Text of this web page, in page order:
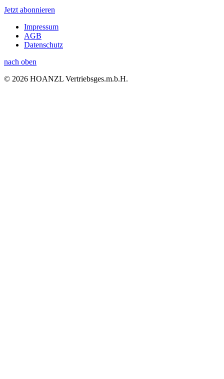
Jetzt abonnieren
Impressum
AGB
Datenschutz
nach oben
© 2026 HOANZL Vertriebsges.m.b.H.